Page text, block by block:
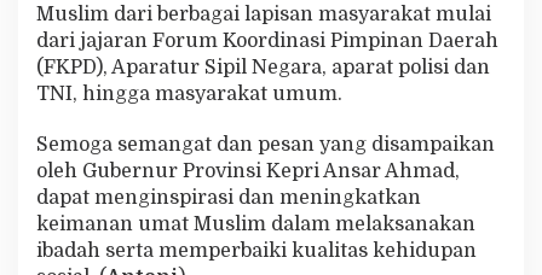
Muslim dari berbagai lapisan masyarakat mulai
dari jajaran Forum Koordinasi Pimpinan Daerah
(FKPD), Aparatur Sipil Negara, aparat polisi dan
TNI, hingga masyarakat umum.
Semoga semangat dan pesan yang disampaikan
oleh Gubernur Provinsi Kepri Ansar Ahmad,
dapat menginspirasi dan meningkatkan
keimanan umat Muslim dalam melaksanakan
ibadah serta memperbaiki kualitas kehidupan